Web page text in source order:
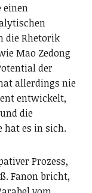
einen
die Rhetorik
Mao Zedong
der
allerdings nie
entwickelt,
die
hat es in sich.
Prozess,
Fanon bricht,